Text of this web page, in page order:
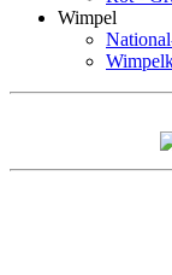
Wimpel